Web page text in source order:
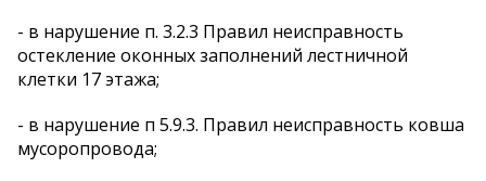
- в нарушение п. 3.2.3 Правил неисправность
остекление оконных заполнений лестничной
клетки 17 этажа;
- в нарушение п 5.9.3. Правил неисправность ковша
мусоропровода;